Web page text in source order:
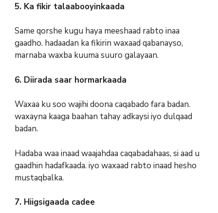
5. Ka fikir talaabooyinkaada
Same qorshe kugu haya meeshaad rabto inaa
gaadho. hadaadan ka fikirin waxaad qabanayso,
marnaba waxba kuuma suuro galayaan.
6. Diirada saar hormarkaada
Waxaa ku soo wajihi doona caqabado fara badan.
waxayna kaaga baahan tahay adkaysi iyo dulqaad
badan.
Hadaba waa inaad waajahdaa caqabadahaas, si aad u
gaadhin hadafkaada. iyo waxaad rabto inaad hesho
mustaqbalka.
7. Hiigsigaada cadee